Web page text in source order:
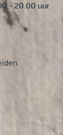
- 20.00 uur